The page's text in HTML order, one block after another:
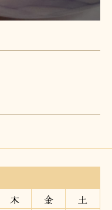
木 金
土